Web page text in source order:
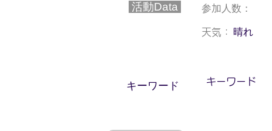
活動Data 参加人数：
天気： 晴れ
​キーワード キーワード